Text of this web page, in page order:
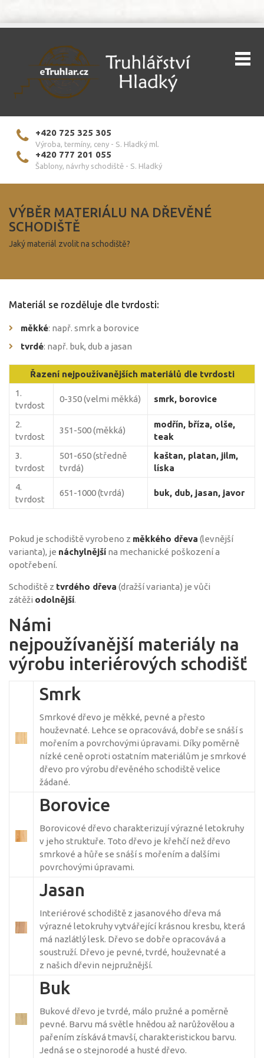
+420 725 325 305
Výroba, termíny, ceny - S. Hladký ml.
+420 777 201 055
Šablony, návrhy schodiště - S. Hladký
VÝBĚR MATERIÁLU NA DŘEVĚNÉ
SCHODIŠTĚ
Jaký materiál zvolit na schodiště?
Materiál se rozděluje dle tvrdosti:
měkké: např. smrk a borovice
tvrdé: např. buk, dub a jasan
Řazení nejpoužívanějších materiálů dle tvrdosti
1.
tvrdost
0-350 (velmi měkká) smrk, borovice
2.
tvrdost
351-500 (měkká)
modřín, bříza, olše,
teak
3.
tvrdost
501-650 (středně
tvrdá)
kaštan, platan, jilm,
líska
4.
tvrdost
651-1000 (tvrdá) buk, dub, jasan, javor
Pokud je schodiště vyrobeno z měkkého dřeva (levnější
varianta), je náchylnější na mechanické poškození a
opotřebení.
Schodiště z tvrdého dřeva (dražší varianta) je vůči
zátěži odolnější.
Námi
nejpoužívanější materiály na
výrobu interiérových schodišť
Smrk
Smrkové dřevo je měkké, pevné a přesto
houževnaté. Lehce se opracovává, dobře se snáší s
mořením a povrchovými úpravami. Díky poměrně
nízké ceně oproti ostatním materiálům je smrkové
dřevo pro výrobu dřevěného schodiště velice
žádané.
Borovice
Borovicové dřevo charakterizují výrazné letokruhy
v jeho struktuře. Toto dřevo je křehčí než dřevo
smrkové a hůře se snáší s mořením a dalšími
povrchovými úpravami.
Jasan
Interiérové schodiště z jasanového dřeva má
výrazné letokruhy vytvářející krásnou kresbu, která
má nazlátlý lesk. Dřevo se dobře opracovává a
soustruží. Dřevo je pevné, tvrdé, houževnaté a
z našich dřevin nejpružnější.
Buk
Bukové dřevo je tvrdé, málo pružné a poměrně
pevné. Barvu má světle hnědou až narůžovělou a
pařením získává tmavší, charakteristickou barvu.
Jedná se o stejnorodé a husté dřevo.